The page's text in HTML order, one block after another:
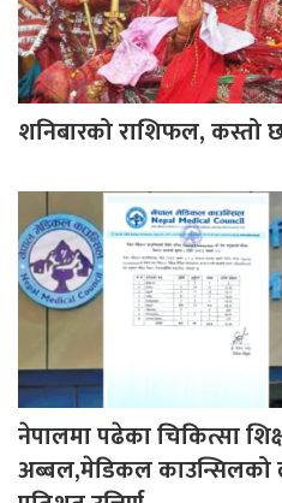
शनिबारको राशिफल,
नेपालमा पढेका चिकित्सा
अब्बल,मेडिकल काउन्सिलको